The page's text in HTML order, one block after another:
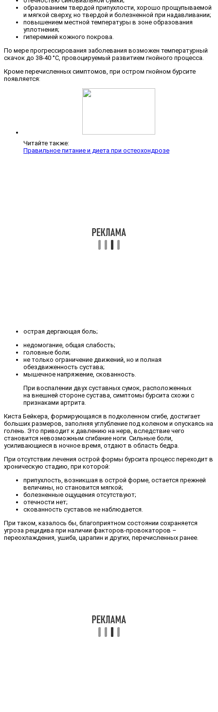
образованием твердой припухлости, хорошо прощупываемой
и мягкой сверху, но твердой и болезненной при надавливании;
повышением местной температуры в зоне образования
уплотнения;
гиперемией кожного покрова.
По мере прогрессирования заболевания возможен температурный
скачок до 38-40 °C, провоцируемый развитием гнойного процесса.
Кроме перечисленных симптомов, при остром гнойном бурсите
появляется:
Читайте также:
Правильное питание и диета при остеохондрозе
острая дергающая боль;
недомогание, общая слабость;
головные боли;
не только ограничение движений, но и полная
обездвиженность сустава;
мышечное напряжение, скованность.
При воспалении двух суставных сумок, расположенных
на внешней стороне сустава, симптомы бурсита схожи с
признаками артрита.
Киста Бейкера, формирующаяся в подколенном сгибе, достигает
больших размеров, заполняя углубление под коленом и опускаясь на
голень. Это приводит к давлению на нерв, вследствие чего
становится невозможным сгибание ноги. Сильные боли,
усиливающиеся в ночное время, отдают в область бедра.
При отсутствии лечения острой формы бурсита процесс переходит в
хроническую стадию, при которой:
припухлость, возникшая в острой форме, остается прежней
величины, но становится мягкой;
болезненные ощущения отсутствуют;
отечности нет;
скованность суставов не наблюдается.
При таком, казалось бы, благоприятном состоянии сохраняется
угроза рецидива при наличии факторов-провокаторов –
переохлаждения, ушиба, царапин и других, перечисленных ранее.